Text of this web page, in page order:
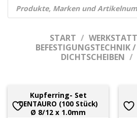
Products
search
START /
BEFESTIGUNGSTECHNIK
DICHTSCHEIBEN /
Kupferring- Set
CENTAURO (100 Stück)
Ø 8/12 x 1.0mm